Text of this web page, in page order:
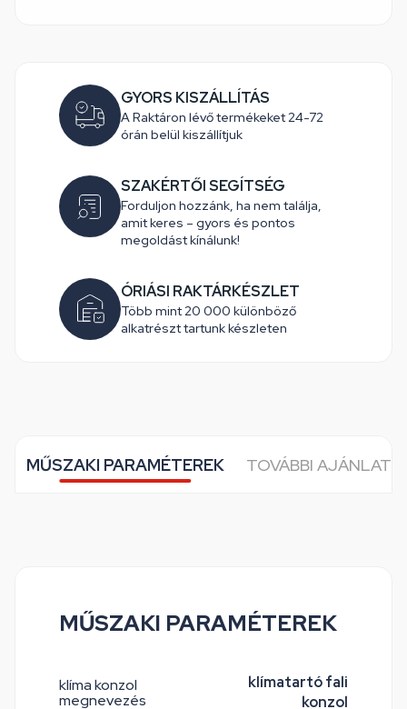
GYORS KISZÁLLÍTÁS
A Raktáron lévő termékeket 24-72
órán belül kiszállítjuk
SZAKÉRTŐI SEGÍTSÉG
Forduljon hozzánk, ha nem találja,
amit keres – gyors és pontos
megoldást kínálunk!
ÓRIÁSI RAKTÁRKÉSZLET
Több mint 20 000 különböző
alkatrészt tartunk készleten
MŰSZAKI PARAMÉTEREK TOVÁBBI
MŰSZAKI PARAMÉTEREK
klíma konzol
megnevezés
klímatartó fali
konzol